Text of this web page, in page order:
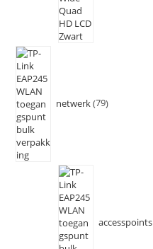
netwerk 79
accesspoints